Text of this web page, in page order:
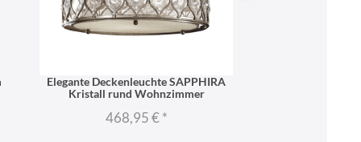
Elegante Deckenleuchte SAPPHIRA
Kristall rund Wohnzimmer
468,95 €*